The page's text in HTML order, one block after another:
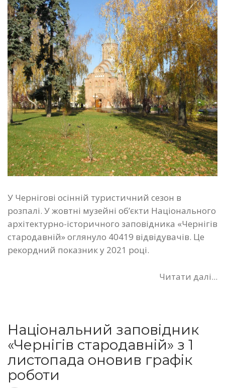
У Чернігові осінній туристичний сезон в
розпалі. У жовтні музейні об’єкти Національного
архітектурно-історичного заповідника «Чернігів
стародавній» оглянуло 40419 відвідувачів. Це
рекордний показник у 2021 році.
Читати далі...
Національний заповідник
«Чернігів стародавній» з 1
листопада оновив графік
роботи